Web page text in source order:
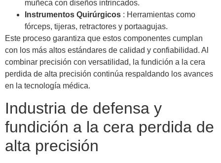
muñeca con diseños intrincados.
Instrumentos Quirúrgicos : Herramientas como
fórceps, tijeras, retractores y portaagujas.
Este proceso garantiza que estos componentes cumplan
con los más altos estándares de calidad y confiabilidad. Al
combinar precisión con versatilidad, la fundición a la cera
perdida de alta precisión continúa respaldando los avances
en la tecnología médica.
Industria de defensa y
fundición a la cera perdida de
alta precisión